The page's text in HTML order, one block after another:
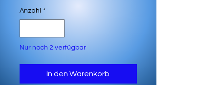
Anzahl *
Nur noch 2 verfügbar
In den Warenkorb